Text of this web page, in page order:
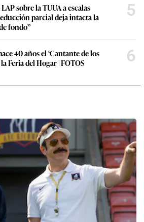
sobre la TUUA a escalas
parcial deja intacta la
fondo”
5
40 años el ‘Cantante de los
Feria del Hogar | FOTOS
6